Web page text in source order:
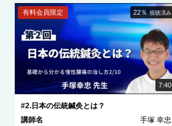
7:40
22％視聴済み
有料会員限定
#2.日本の伝統鍼灸とは？
講師名
手塚 幸忠